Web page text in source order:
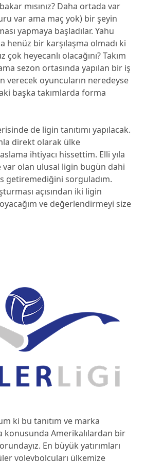
mısınız? Daha ortada var
var ama maç yok) bir şeyin
yapmaya başladılar. Yahu
henüz bir karşılaşma olmadı ki
heyecanlı olacağını? Takım
sezon ortasında yapılan bir iş
verecek oyuncuların neredeyse
başka takımlarda forma
de ligin tanıtımı yapılacak.
direkt olarak ülke
ihtiyacı hissettim. Elli yıla
var olan ulusal ligin bugün dahi
getiremediğini sorguladım.
açısından iki ligin
ve değerlendirmeyi size
ki bu tanıtım ve marka
Amerikalılardan bir
En büyük yatırımları
voleybolcuları ülkemize